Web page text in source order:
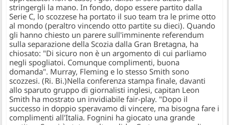
stringergli la mano. In fondo, dopo essere partito dalla
Serie C, lo scozzese ha portato il suo team tra le prime otto
al mondo (peraltro vincendo otto partite su dieci). Quando
gli hanno chiesto un parere sull'imminente referendum
sulla separazione della Scozia dalla Gran Bretagna, ha
chiosato: "Di sicuro non è un argomento di cui parliamo
negli spogliatoi. Comunque complimenti, buona
domanda". Murray, Fleming e lo stesso Smith sono
scozzesi. (Ri. Bi.)Nella conferenza stampa finale, davanti
allo sparuto gruppo di giornalisti inglesi, capitan Leon
Smith ha mostrato un invidiabile fair-play. "Dopo il
successo in doppio speravamo di vincere, ma bisogna fare i
complimenti all'Italia. Fognini ha giocato una grande